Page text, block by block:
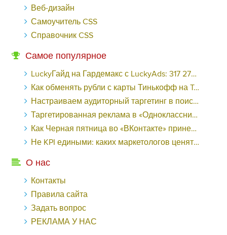
Веб-дизайн
Самоучитель CSS
Справочник CSS
Самое популярное
LuckyГайд на Гардемакс с LuckyAds: 317 279 рублей за 10 дней - «Надо знать»
Как обменять рубли с карты Тинькофф на Tether ERC20 (USDT)?
Настраиваем аудиторный таргетинг в поисковой кампании Google Ads - «Заработок»
Таргетированная реклама в «Одноклассниках»: как ее настроить и нужно ли - «Заработок»
Как Черная пятница во «ВКонтакте» принесла магазину подарков 221 продажу по цене 38 рублей - «Заработок»
Не KPI едиными: каких маркетологов ценят - «Заработок»
О нас
Контакты
Правила сайта
Задать вопрос
РЕКЛАМА У НАС